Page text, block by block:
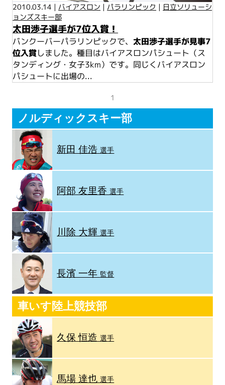
2010.03.14 | バイアスロン | パラリンピック | 日立ソリューシ
ョンズスキー部
太田渉子選手が7位入賞！
バンクーバーパラリンピックで、太田渉子選手が見事7
位入賞しました。種目はバイアスロンパシュート（ス
タンディング・女子3km）です。同じくバイアスロン
パシュートに出場の...
1
ノルディックスキー部
新田 佳浩選手
阿部 友里香選手
川除 大輝選手
長濱 一年 監督
車いす陸上競技部
久保 恒造選手
馬場 達也選手